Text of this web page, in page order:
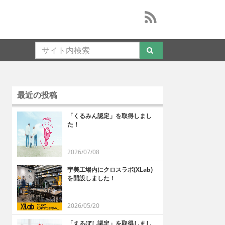
最近の投稿
「くるみん認定」を取得しまし
た！
2026/07/08
宇美工場内にクロスラボ(XLab)
を開設しました！
2026/05/20
「えるぼし認定」を取得しまし